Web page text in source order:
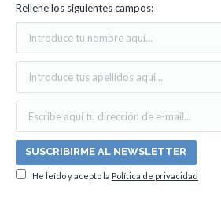
Rellene los siguientes campos:
He leído y acepto la Política de privacidad